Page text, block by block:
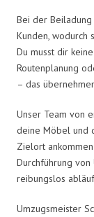
Bei der
Kunden, wodurch
Du musst dir
Routenplanung
– das
Unser Team von
deine Möbel und
Zielort
Durchführung
reibungslos
Umzugsmeister